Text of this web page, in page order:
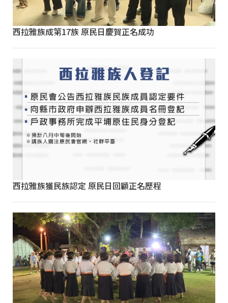
西拉雅族成第17族 原民日慶賀正名成功
西拉雅族獲民族認定 原民日回顧正名歷程